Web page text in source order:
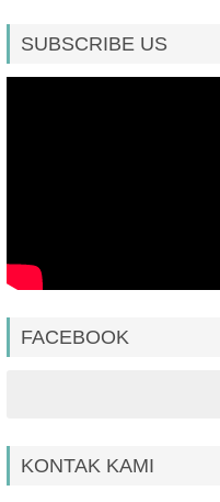
SUBSCRIBE US
FACEBOOK
KONTAK KAMI